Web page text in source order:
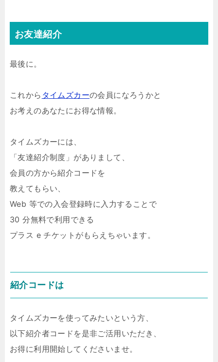
お友達紹介
最後に。
これから タイムズカーの会員になろうかと
お考えのあなたにお得な情報。
タイムズカーには、
「友達紹介制度」がありまして、
会員の方から紹介コードを
教えてもらい、
Web 等での入会登録時に入力することで
30 分無料で利用できる
プラス e チケットがもらえちゃいます。
紹介コードは
タイムズカーを使ってみたいという方、
以下紹介者コードを是非ご活用いただき、
お得に利用開始してくださいませ。